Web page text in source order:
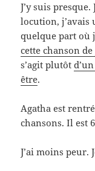
J’y suis
locution, j’avais
quelque part où
cette chanson
s’agit plutôt
être.
Agatha est
chansons. Il est
J’ai moins peur.